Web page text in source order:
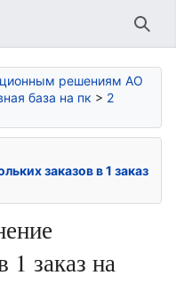
решениям АО
база на пк > 2
заказов в 1 заказ
1 заказ на